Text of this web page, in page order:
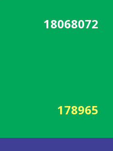
18068072
178965